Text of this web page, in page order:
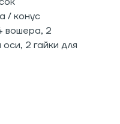
/ конус
вошера, 2
2 гайки для